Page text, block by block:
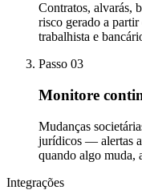
Contratos, alvarás,
risco gerado a
trabalhista e
Passo 03
Monitore
Mudanças
jurídicos — alertas
quando algo muda,
Integrações